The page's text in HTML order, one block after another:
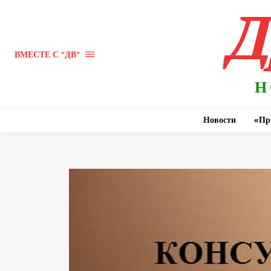
ВМЕСТЕ С "ДВ"
Новости